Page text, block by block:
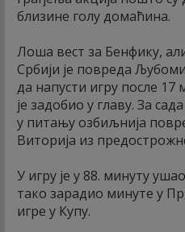
близине голу домаћина.
Лоша вест за Бенфику,
Србији је повреда
да напусти игру после 17
је задобио у главу. За
у питању озбиљнија
Виторија из
У игру је у 88. минуту
тако зарадио минуте у
игре у Купу.